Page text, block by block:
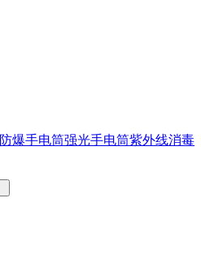
防爆手电筒强光手电筒紫外线消毒